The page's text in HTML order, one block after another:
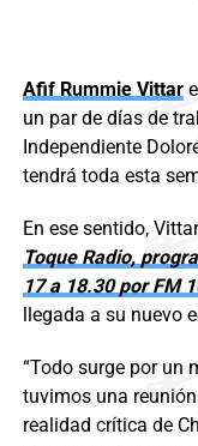
Afif Rummie Vittar
un par de días de
Independiente
tendrá toda esta
En ese sentido,
Toque Radio,
17 a 18.30 por FM
llegada a su nuevo
“Todo surge por un
tuvimos una
realidad crítica de